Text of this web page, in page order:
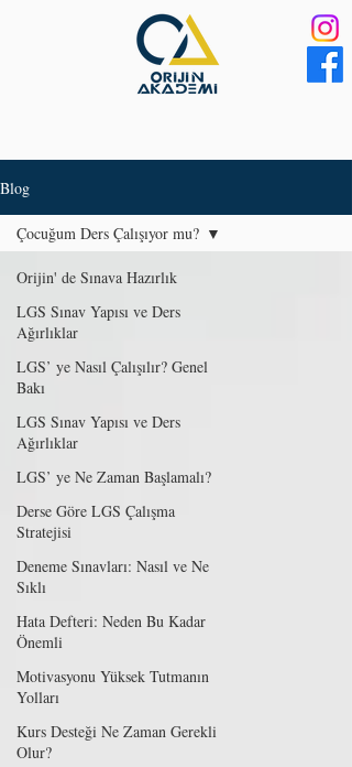
Blog
Orijin' de Sınava Hazırlık
LGS Sınav Yapısı ve Ders
Ağırlıklar
LGS’ ye Nasıl Çalışılır? Genel
Bakı
LGS Sınav Yapısı ve Ders
Ağırlıklar
LGS’ ye Ne Zaman Başlamalı?
Derse Göre LGS Çalışma
Stratejisi
Deneme Sınavları: Nasıl ve Ne
Sıklı
Hata Defteri: Neden Bu Kadar
Önemli
Motivasyonu Yüksek Tutmanın
Yolları
Kurs Desteği Ne Zaman Gerekli
Olur?
Çocuğum Ders Çalışıyor mu?